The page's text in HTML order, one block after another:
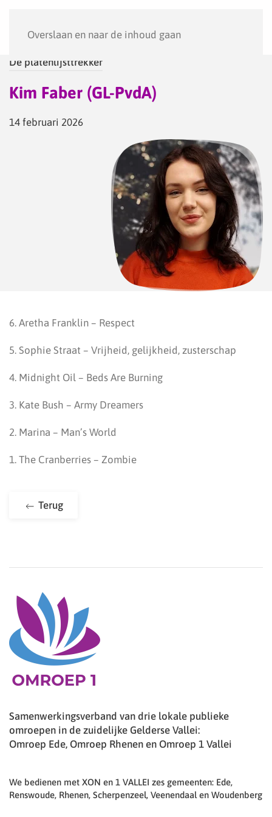
Overslaan en naar de inhoud gaan
De platenlijsttrekker
Kim Faber (GL-PvdA)
14 februari 2026
6. Aretha Franklin – Respect
5. Sophie Straat – Vrijheid, gelijkheid, zusterschap
4. Midnight Oil – Beds Are Burning
3. Kate Bush – Army Dreamers
2. Marina – Man’s World
1. The Cranberries – Zombie
Terug
Samenwerkingsverband van drie lokale publieke
omroepen in de zuidelijke Gelderse Vallei:
Omroep Ede, Omroep Rhenen en Omroep 1 Vallei
We bedienen met XON en 1 VALLEI zes gemeenten: Ede,
Renswoude, Rhenen, Scherpenzeel, Veenendaal en Woudenberg